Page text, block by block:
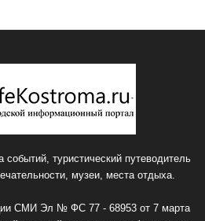
туристический путеводитель
музеи, места отдыха.
СМИ Эл № ФС 77 - 68953 от 7 марта